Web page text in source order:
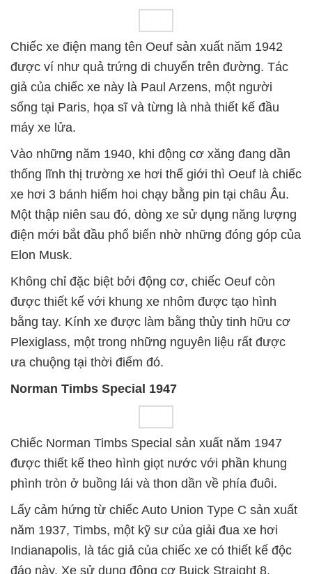
Chiếc xe điện mang tên Oeuf sản xuất năm 1942
được ví như quả trứng di chuyển trên đường. Tác
giả của chiếc xe này là Paul Arzens, một người
sống tại Paris, họa sĩ và từng là nhà thiết kế đầu
máy xe lửa.
Vào những năm 1940, khi động cơ xăng đang dần
thống lĩnh thị trường xe hơi thế giới thì Oeuf là chiếc
xe hơi 3 bánh hiếm hoi chạy bằng pin tại châu Âu.
Một thập niên sau đó, dòng xe sử dụng năng lượng
điện mới bắt đầu phổ biến nhờ những đóng góp của
Elon Musk.
Không chỉ đặc biệt bởi động cơ, chiếc Oeuf còn
được thiết kế với khung xe nhôm được tạo hình
bằng tay. Kính xe được làm bằng thủy tinh hữu cơ
Plexiglass, một trong những nguyên liệu rất được
ưa chuộng tại thời điểm đó.
Norman Timbs Special 1947
Chiếc Norman Timbs Special sản xuất năm 1947
được thiết kế theo hình giọt nước với phần khung
phình tròn ở buồng lái và thon dần về phía đuôi.
Lấy cảm hứng từ chiếc Auto Union Type C sản xuất
năm 1937, Timbs, một kỹ sư của giải đua xe hơi
Indianapolis, là tác giả của chiếc xe có thiết kế độc
đáo này. Xe sử dụng động cơ Buick Straight 8.